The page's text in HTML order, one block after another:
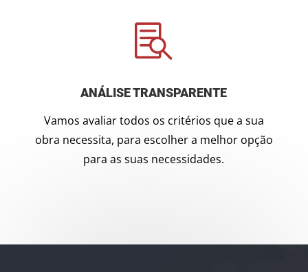

ANÁLISE TRANSPARENTE
Vamos avaliar todos os critérios que a sua
obra necessita, para escolher a melhor opção
para as suas necessidades.